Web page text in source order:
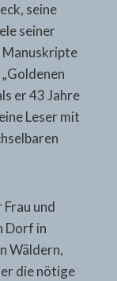
seine
seiner
er 43 Jahre
Leser mit
und
Dorf in
Wäldern,
die nötige